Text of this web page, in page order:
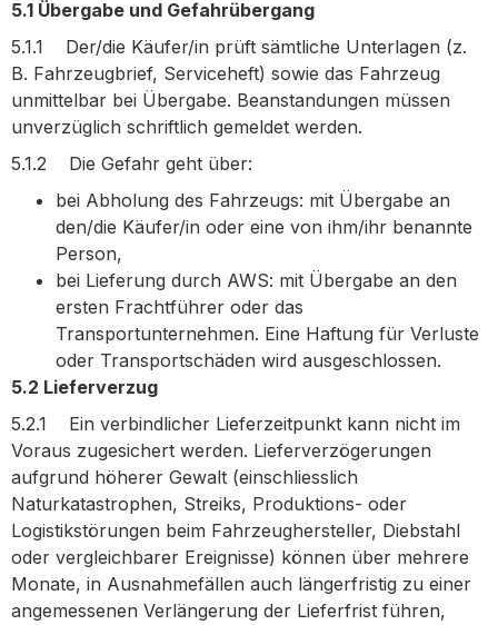
5.1 Übergabe und Gefahrübergang
5.1.1 Der/die Käufer/in prüft sämtliche Unterlagen (z.
B. Fahrzeugbrief, Serviceheft) sowie das Fahrzeug
unmittelbar bei Übergabe. Beanstandungen müssen
unverzüglich schriftlich gemeldet werden.
5.1.2 Die Gefahr geht über:
bei Abholung des Fahrzeugs: mit Übergabe an
den/die Käufer/in oder eine von ihm/ihr benannte
Person,
bei Lieferung durch AWS: mit Übergabe an den
ersten Frachtführer oder das
Transportunternehmen. Eine Haftung für Verluste
oder Transportschäden wird ausgeschlossen.
5.2 Lieferverzug
5.2.1 Ein verbindlicher Lieferzeitpunkt kann nicht im
Voraus zugesichert werden. Lieferverzögerungen
aufgrund höherer Gewalt (einschliesslich
Naturkatastrophen, Streiks, Produktions- oder
Logistikstörungen beim Fahrzeughersteller, Diebstahl
oder vergleichbarer Ereignisse) können über mehrere
Monate, in Ausnahmefällen auch längerfristig zu einer
angemessenen Verlängerung der Lieferfrist führen,